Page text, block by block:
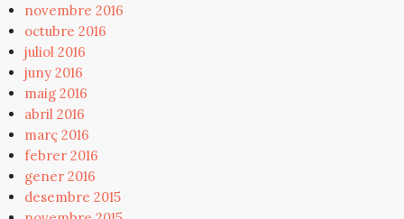
novembre 2016
octubre 2016
juliol 2016
juny 2016
maig 2016
abril 2016
març 2016
febrer 2016
gener 2016
desembre 2015